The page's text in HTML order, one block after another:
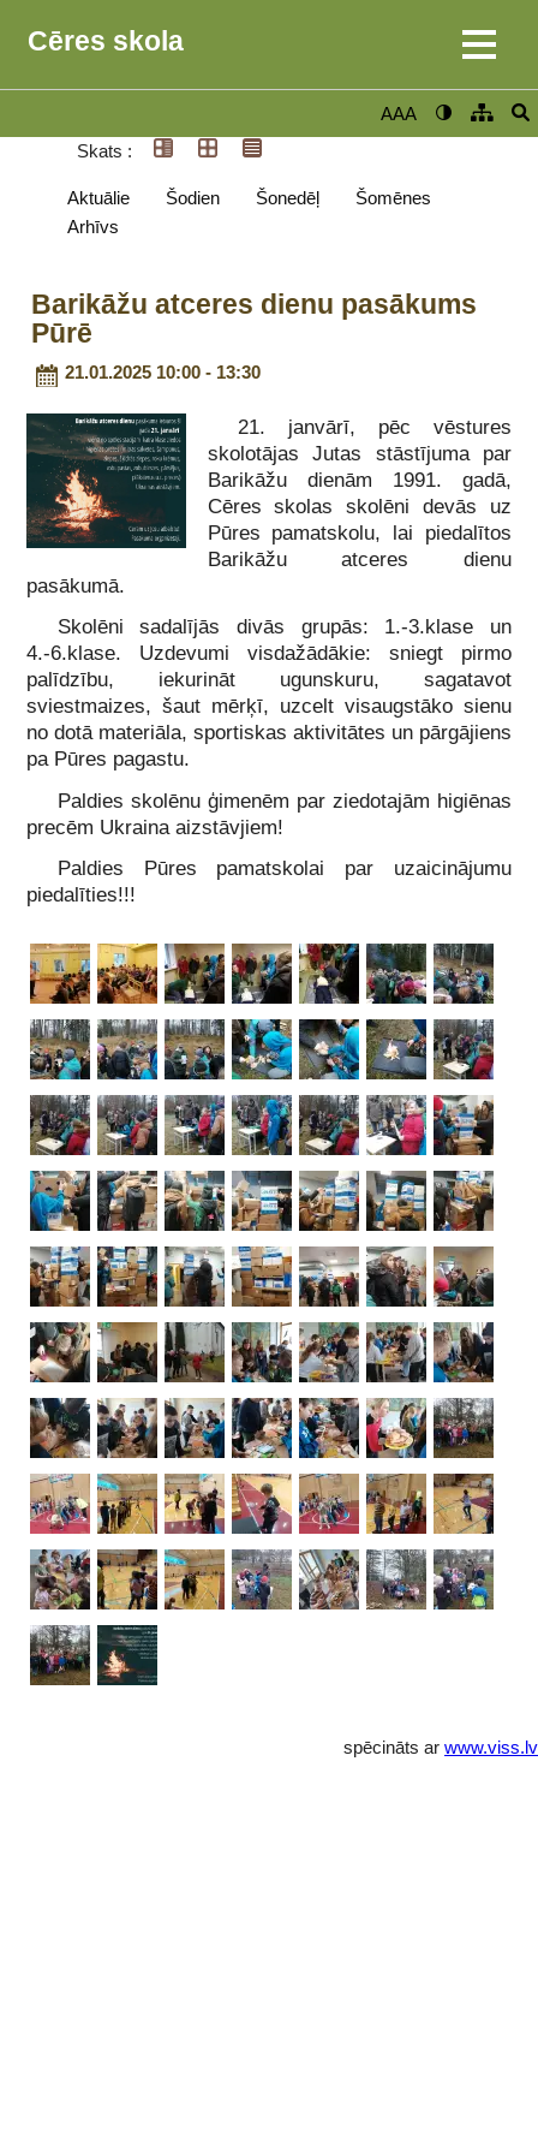
Cēres skola
AAA
Skats :
Aktuālie Šodien Šonedēļ
Šomēnes
Arhīvs
Barikāžu atceres dienu pasākums
Pūrē
21.01.2025 10:00 - 13:30
21. janvārī, pēc vēstures
skolotājas Jutas stāstījuma par
Barikāžu dienām 1991. gadā,
Cēres skolas skolēni devās uz
Pūres pamatskolu, lai piedalītos
Barikāžu atceres dienu
pasākumā.
Skolēni sadalījās divās grupās: 1.-3.klase un
4.-6.klase. Uzdevumi visdažādākie: sniegt pirmo
palīdzību, iekurināt ugunskuru, sagatavot
sviestmaizes, šaut mērķī, uzcelt visaugstāko sienu
no dotā materiāla, sportiskas aktivitātes un pārgājiens
pa Pūres pagastu.
Paldies skolēnu ģimenēm par ziedotajām higiēnas
precēm Ukraina aizstāvjiem!
Paldies Pūres pamatskolai par uzaicinājumu
piedalīties!!!
spēcināts ar www.viss.lv